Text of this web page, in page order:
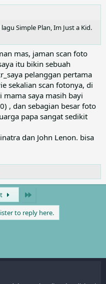
Simple Plan, Im Just a Kid.
mas, jaman scan foto
itu bikin sebuah
pelanggan pertama
sekalian scan fotonya, di
saya masih bayi
, dan sebagian besar foto
papa sangat sedikit
dan John Lenon. bisa
to reply here.